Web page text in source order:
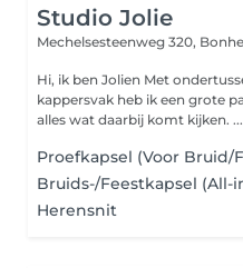
Studio Jolie
Mechelsesteenweg 320,
Hi, ik ben Jolien Met ondertussen 15 jaar ervaring in het
kappersvak heb ik een grote
alles wat daarbij komt kijken. ...
Proefkapsel (Voor Bruid/
Bruids-/Feestkapsel (All-
Herensnit